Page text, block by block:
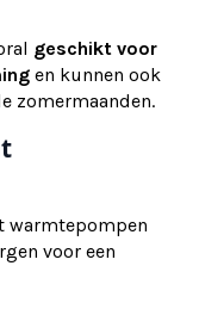
geschikt voor
en kunnen ook
zomermaanden.
warmtepompen
voor een